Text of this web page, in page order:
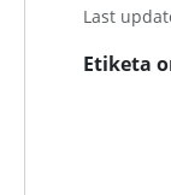
Last
Etiketa